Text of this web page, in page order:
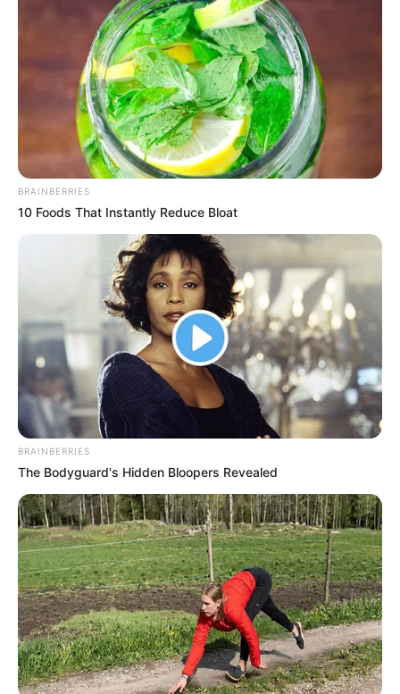
BRAINBERRIES
10 Foods That Instantly Reduce Bloat
BRAINBERRIES
The Bodyguard's Hidden Bloopers Revealed